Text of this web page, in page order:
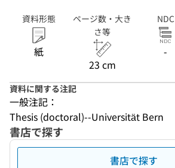
資料形態
紙
ページ数・大き
さ等
23 cm
NDC
-
資料に関する注記
一般注記：
Thesis (doctoral)--Universität Bern
書店で探す
書店で探す